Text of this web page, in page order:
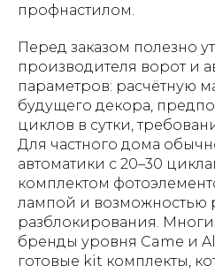
профнастилом.
Перед заказом полезно
производителя ворот и
параметров: расчётную
будущего декора,
циклов в сутки,
Для частного дома
автоматики с 20–30
комплектом
лампой и возможностью
разблокирования.
бренды уровня Came и
готовые kit комплекты,